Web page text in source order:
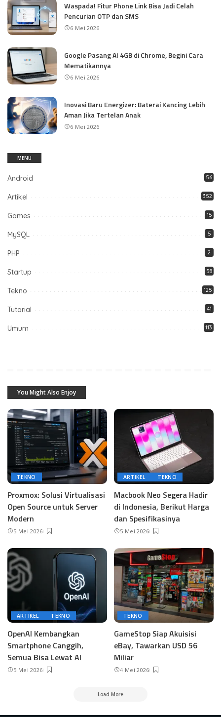
Waspada! Fitur Phone Link Bisa Jadi Celah
Pencurian OTP dan SMS
6 Mei 2026
Google Pasang AI 4GB di Chrome, Begini Cara
Mematikannya
6 Mei 2026
Inovasi Baru Energizer: Baterai Kancing Lebih
Aman Jika Tertelan Anak
6 Mei 2026
MENU
Android 56
Artikel 352
Games 15
MySQL 5
PHP 2
Startup 58
Tekno 125
Tutorial 41
Umum 113
You Might Also Enjoy
TEKNO
Proxmox: Solusi Virtualisasi
Open Source untuk Server
Modern
5 Mei 2026
ARTIKEL TEKNO
Macbook Neo Segera Hadir
di Indonesia, Berikut Harga
dan Spesifikasinya
5 Mei 2026
ARTIKEL TEKNO
OpenAI Kembangkan
Smartphone Canggih,
Semua Bisa Lewat AI
5 Mei 2026
TEKNO
GameStop Siap Akuisisi
eBay, Tawarkan USD 56
Miliar
4 Mei 2026
Load More